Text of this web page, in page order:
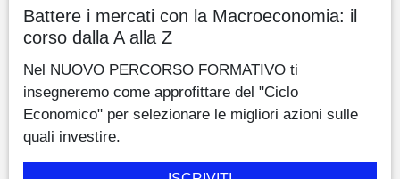
Battere i mercati con la Macroeconomia: il
corso dalla A alla Z
Nel NUOVO PERCORSO FORMATIVO ti
insegneremo come approfittare del "Ciclo
Economico" per selezionare le migliori azioni sulle
quali investire.